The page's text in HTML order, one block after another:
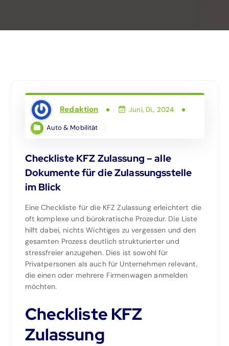
Redaktion Juni, Di., 2024
Auto & Mobilität
Checkliste KFZ Zulassung – alle
Dokumente für die Zulassungsstelle
im Blick
Eine Checkliste für die KFZ Zulassung erleichtert die
oft komplexe und bürokratische Prozedur. Die Liste
hilft dabei, nichts Wichtiges zu vergessen und den
gesamten Prozess deutlich strukturierter und
stressfreier anzugehen. Dies ist sowohl für
Privatpersonen als auch für Unternehmen relevant,
die einen oder mehrere Firmenwagen anmelden
möchten.
Checkliste KFZ
Zulassung